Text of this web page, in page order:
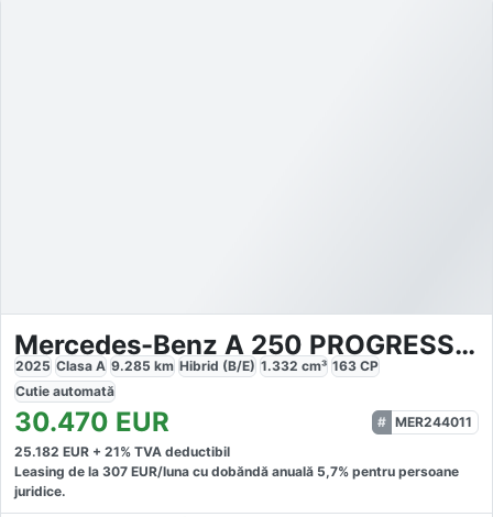
Mercedes-Benz A 250 PROGRESSIVE ADVANCED
2025 Clasa A 9.285 km Hibrid (B/E) 1.332 cm³ 163 CP
Cutie automată
30.470 EUR
MER244011
25.182 EUR + 21% TVA deductibil
Leasing de la 307 EUR/luna cu dobăndă anuală 5,7% pentru persoane
juridice.